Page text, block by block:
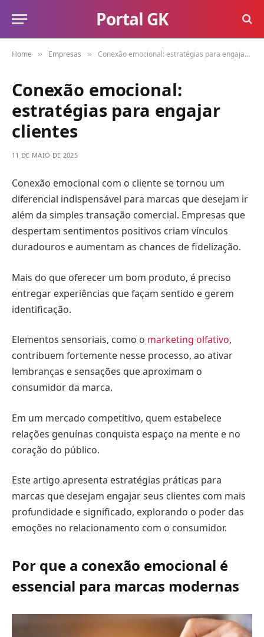
Portal GK
Home » Empresas » Conexão emocional: estratégias para engajar clientes
Conexão emocional:
estratégias para engajar
clientes
11 DE MAIO DE 2025
Conexão emocional com o cliente se tornou um
diferencial indispensável para marcas que desejam ir
além da simples transação comercial. Empresas que
despertam sentimentos positivos criam vínculos
duradouros e aumentam as chances de fidelização.
Mais do que oferecer um bom produto, é preciso
entregar experiências que façam sentido e gerem
identificação.
Elementos sensoriais, como o marketing olfativo,
contribuem fortemente nesse processo, ao ativar
lembranças e sensações que aproximam o
consumidor da marca.
Em um mercado competitivo, quem estabelece
relações genuínas conquista espaço na mente e no
coração do público.
Este artigo apresenta estratégias práticas para
marcas que desejam engajar seus clientes com mais
profundidade e significado, explorando o poder das
emoções no relacionamento com o consumidor.
Por que a conexão emocional é
essencial para marcas modernas